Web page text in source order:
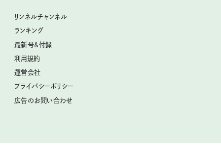
母の日に贈りたい、お花モチーフのアイテム
リンネル 暮らしの道具大賞
ナチュラルメイクレッスン
喜ばれる贈り物手帖
空想喫茶トラノコクさんのあの店この店、喫茶訪問日記
圷みほさんのゆるっと週末キャンプ通信
豆柴・まもるくんの旅日記
柳沢小実さんのお散歩するようなゆるり旅
valoさんのかわいいもの探し
リンネル暮らし部
リンネルチャンネル
おぱんつ君のわくわく楽しい一週間占い
毎日が心地よくなるリンネルタロット
リンネルチャンネル
ランキング
最新号&付録
利用規約
運営会社
プライバシーポリシー
広告のお問い合わせ